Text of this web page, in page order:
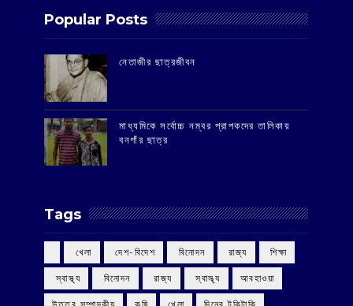
Popular Posts
‌নেতাজীর ছাত্রজীবন
মাধ্যমিকে সর্বোচ্চ নম্বর প্রাপকদের তালিকায়
বনগাঁর ছাত্র
Tags
‌ খেলা ‌ দেশ-বিদেশ ‌ বিনোদন ‌ রাজ্য ‌ শিক্ষা
‌ স্বাস্থ্য ‌ বিনোদন ‌ রাজ্য ‌ স্বাস্থ্য আবহাওয়া